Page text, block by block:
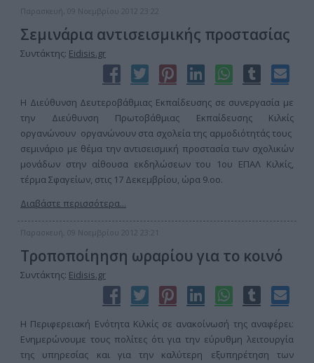
Παρασκευή, 09 Νοεμβρίου 2012 23:22
Σεμινάρια αντισεισμικής προστασίας
Συντάκτης: Eidisis.gr
Η Διεύθυνση Δευτεροβάθμιας Εκπαίδευσης σε συνεργασία με
την Διεύθυνση Πρωτοβάθμιας Εκπαίδευσης Κιλκίς
οργανώνουν οργανώνουν στα σχολεία της αρμοδιότητάς τους
σεμινάριο με θέμα την αντισεισμική προστασία των σχολικών
μονάδων στην αίθουσα εκδηλώσεων του 1ου ΕΠΑΛ Κιλκίς,
τέρμα Σφαγείων, στις 17 Δεκεμβρίου, ώρα 9.οο.
Διαβάστε περισσότερα...
Παρασκευή, 09 Νοεμβρίου 2012 23:21
Τροποποίηηση ωραρίου για το κοινό
Συντάκτης: Eidisis.gr
Η Περιφερειακή Ενότητα Κιλκίς σε ανακοίνωσή της αναφέρει:
Ενημερώνουμε τους πολίτες ότι για την εύρυθμη λειτουργία
της υπηρεσίας και για την καλύτερη εξυπηρέτηση των